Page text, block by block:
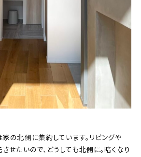
の北側に集約しています。リビングや
せたいので、どうしても北側に。暗くなり